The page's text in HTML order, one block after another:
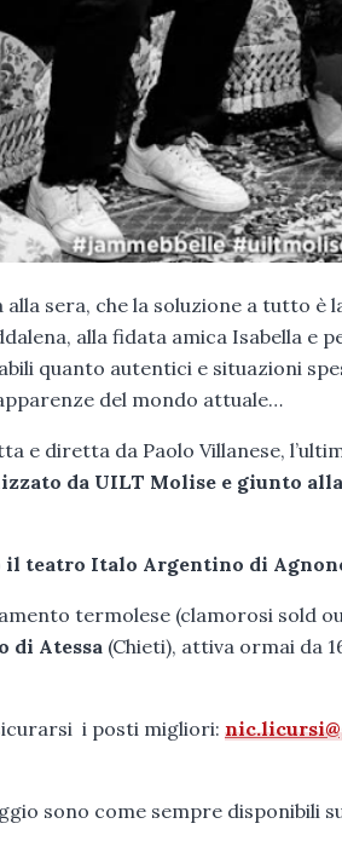
sera, che la soluzione a tutto è
alla fidata amica Isabella e
quanto autentici e situazioni
del mondo attuale…
e diretta da Paolo Villanese,
da UILT Molise e giunto
il teatro Italo Argentino di
termolese (clamorosi sold
di Atessa (Chieti), attiva ormai da
i posti migliori:
sono come sempre disponibili